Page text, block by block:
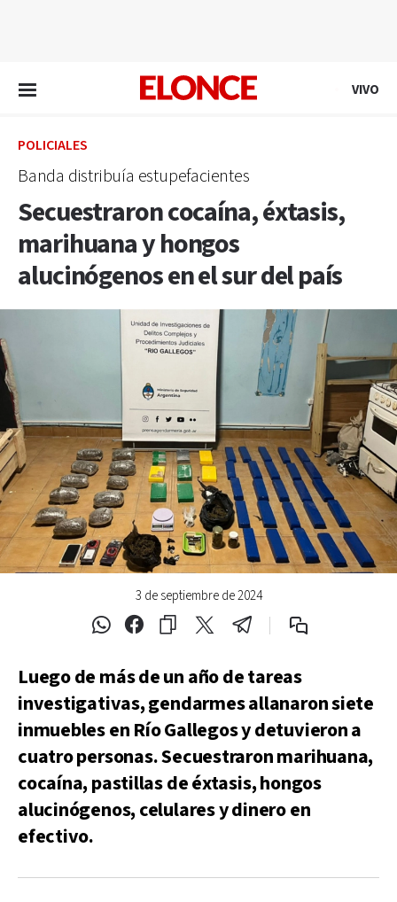
VIVO
POLICIALES
Banda distribuía estupefacientes
Secuestraron cocaína, éxtasis,
marihuana y hongos
alucinógenos en el sur del país
3 de septiembre de 2024
Luego de más de un año de tareas
investigativas, gendarmes allanaron siete
inmuebles en Río Gallegos y detuvieron a
cuatro personas. Secuestraron marihuana,
cocaína, pastillas de éxtasis, hongos
alucinógenos, celulares y dinero en
efectivo.